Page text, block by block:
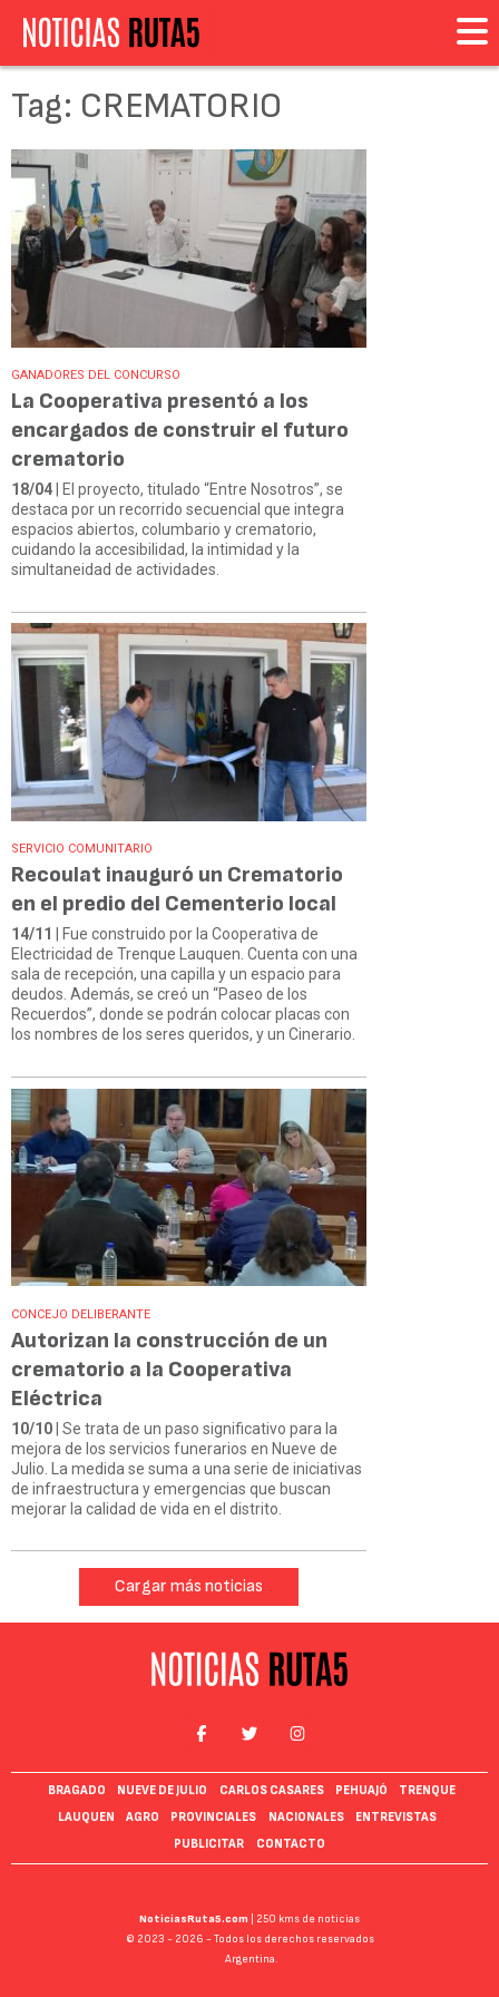
Tag: CREMATORIO
GANADORES DEL CONCURSO
La Cooperativa presentó a los
encargados de construir el futuro
crematorio
18/04 | El proyecto, titulado “Entre Nosotros”, se
destaca por un recorrido secuencial que integra
espacios abiertos, columbario y crematorio,
cuidando la accesibilidad, la intimidad y la
simultaneidad de actividades.
SERVICIO COMUNITARIO
Recoulat inauguró un Crematorio
en el predio del Cementerio local
14/11
| Fue construido por la Cooperativa de
Electricidad de Trenque Lauquen. Cuenta con una
sala de recepción, una capilla y un espacio para
deudos. Además, se creó un “Paseo de los
Recuerdos”, donde se podrán colocar placas con
los nombres de los seres queridos, y un Cinerario.
CONCEJO DELIBERANTE
Autorizan la construcción de un
crematorio a la Cooperativa
Eléctrica
10/10| Se trata de un paso significativo para la
mejora de los servicios funerarios en Nueve de
Julio. La medida se suma a una serie de iniciativas
de infraestructura y emergencias que buscan
mejorar la calidad de vida en el distrito.
Cargar más noticias
BRAGADO NUEVE DE JULIO CARLOS CASARES PEHUAJÓ
TRENQUE
LAUQUEN
AGRO PROVINCIALES NACIONALES
ENTREVISTAS
PUBLICITAR
CONTACTO
NoticiasRuta5.com
| 250 kms de noticias
© 2023 - 2026 - Todos los derechos reservados
Argentina.